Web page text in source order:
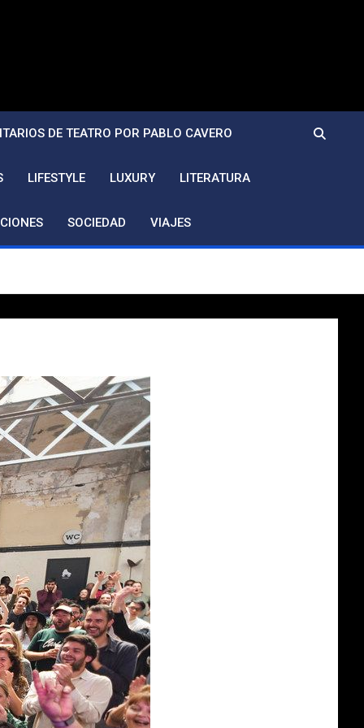
DE TEATRO POR PABLO CAVERO
LIFESTYLE LUXURY LITERATURA
SOCIEDAD VIAJES